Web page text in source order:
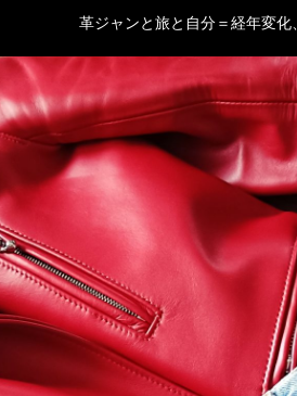
革ジャンと旅と自分＝経年変化、